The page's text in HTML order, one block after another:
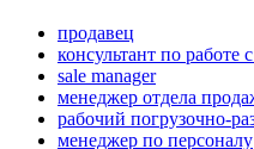
продавец
консультант по работе
sale manager
менеджер отдела
рабочий погрузочно-
менеджер по персоналу